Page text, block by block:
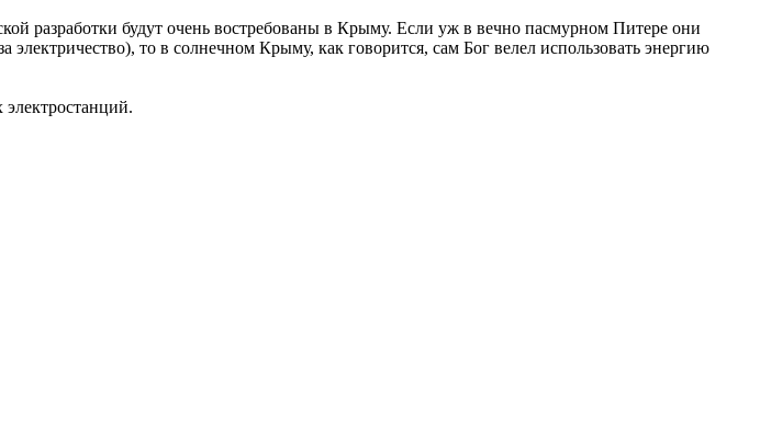
разработки будут очень востребованы в Крыму. Если уж в вечно пасмурном Питере они
то в солнечном Крыму, как говорится, сам Бог велел использовать энергию
электростанций.